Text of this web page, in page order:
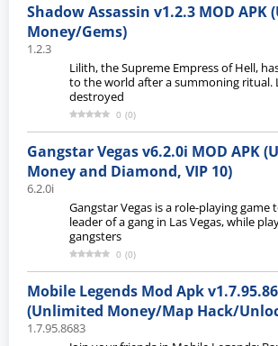
Shadow Assassin v1.2.3 MOD APK
Money/Gems)
1.2.3
Lilith, the Supreme Empress of Hell,
to the world after a summoning ritual.
destroyed
0 (0)
Gangstar Vegas v6.2.0i MOD APK
Money and Diamond, VIP 10)
6.2.0i
Gangstar Vegas is a role-playing game
leader of a gang in Las Vegas, while
gangsters
0 (0)
Mobile Legends Mod Apk
(Unlimited Money/Map Hack/
1.7.95.8683